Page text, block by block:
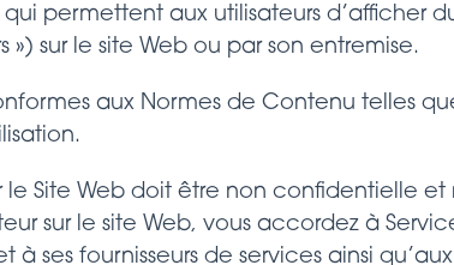
permettent aux utilisateurs d’afficher
sur le site Web ou par son entremise.
aux Normes de Contenu telles
le Site Web doit être non confidentielle et
sur le site Web, vous accordez à
à ses fournisseurs de services ainsi qu’aux